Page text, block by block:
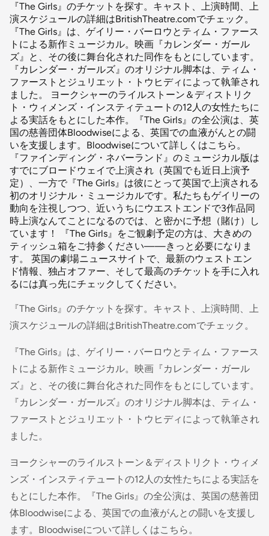
『The Girls』のチケットを探す。キャスト、上演時間、上
演スケジュールの詳細はBritishTheatre.comでチェック。
『The Girls』は、ゲイリー・バーロウとティム・ファース
トによる新作ミュージカル。映画『カレンダー・ガール
ズ』と、その後に舞台化された同作をもとにしています。
『カレンダー・ガールズ』のオリジナル脚本は、ティム・
ファーストとジュリエット・トウヒディによって執筆され
ました。 ヨークシャーのライルストーン＆ディストリク
ト・ウィメンズ・インスティテュートの12人の女性たちに
よる実話をもとにした本作。『The Girls』の全公演は、英
国の慈善団体Bloodwiseによる、英国での血液がんとの闘
いを支援します。Bloodwiseについて詳しくはこちら。
『ファインディング・ネバーランド』のミュージカル版は
すでにブロードウェイで上演され（英国でも近日上演予
定）、一方で『The Girls』は彼にとって英国で上演される
初のオリジナル・ミュージカルです。私たちもゲイリーの
動向を注視しつつ、近いうちにウエストエンドで3作品同
時上演なんてことになるのでは、と密かに予想（賭け）し
ています！ 『The Girls』をご観劇予定の方は、大きめの
ティッシュ箱をご持参ください——きっと必要になりま
す。 英国の劇場ニュースサイトで、最新のウェストエン
ド情報、独占オファー、そして最高のチケットを手に入れ
るには真っ先にチェックしてください。
『The Girls』のチケットを探す。キャスト、上演時間、上
演スケジュールの詳細はBritishTheatre.comでチェック。
『The Girls』は、ゲイリー・バーロウとティム・ファース
トによる新作ミュージカル。映画『カレンダー・ガール
ズ』と、その後に舞台化された同作をもとにしています。
『カレンダー・ガールズ』のオリジナル脚本は、ティム・
ファーストとジュリエット・トウヒディによって執筆され
ました。
ヨークシャーのライルストーン＆ディストリクト・ウィメ
ンズ・インスティテュートの12人の女性たちによる実話を
もとにした本作。『The Girls』の全公演は、英国の慈善団
体Bloodwiseによる、英国での血液がんとの闘いを支援し
ます。Bloodwiseについて詳しくはこちら。